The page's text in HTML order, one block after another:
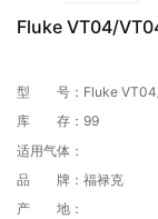
Fluke VT04/
型 号：Fluke
库 存：99
适用气体：
品 牌：福禄克
产 地：